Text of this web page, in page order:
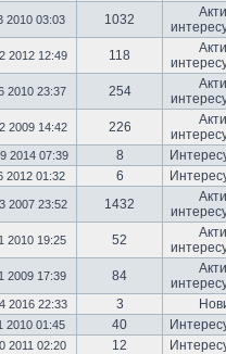
2010 03:03 1032
2012 12:49 118
2010 23:37 254
2009 14:42 226
2014 07:39 8
2012 01:32 6
2007 23:52 1432
2010 19:25 52
2009 17:39 84
2016 22:33 3
2010 01:45 40
2011 02:20 12